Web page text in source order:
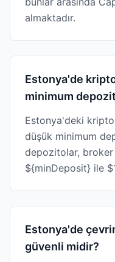
almaktadır.
Estonya'de
minimum
Estonya'deki
düşük minimum
depozitolar, broker
${minDeposit} ile
Estonya'de
güvenli midir?